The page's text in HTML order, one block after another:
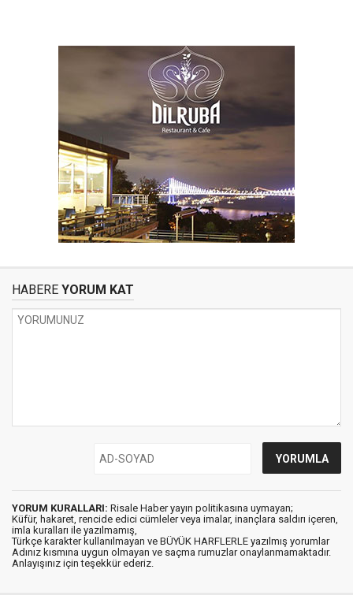
HABERE YORUM KAT
YORUM KURALLARI: Risale Haber yayın politikasına uymayan;
Küfür, hakaret, rencide edici cümleler veya imalar, inançlara saldırı içeren,
imla kuralları ile yazılmamış,
Türkçe karakter kullanılmayan ve BÜYÜK HARFLERLE yazılmış yorumlar
Adınız kısmına uygun olmayan ve saçma rumuzlar onaylanmamaktadır.
Anlayışınız için teşekkür ederiz.